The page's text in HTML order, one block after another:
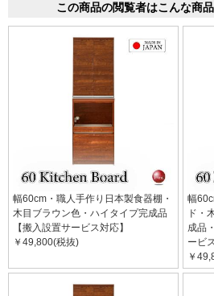
この商品の閲覧者はこんな商
幅60cm・職人手作り日本製食器棚・
木目ブラウン色・ハイタイプ完成品
【搬入設置サービス対応】
￥49,800(税抜)
幅
ド・
成品
ービ
￥